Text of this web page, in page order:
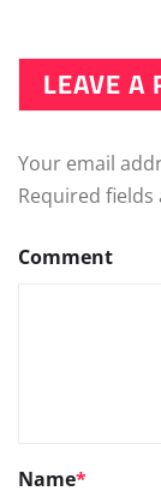
LEAVE A
Your email
Required fields
Comment
Name*